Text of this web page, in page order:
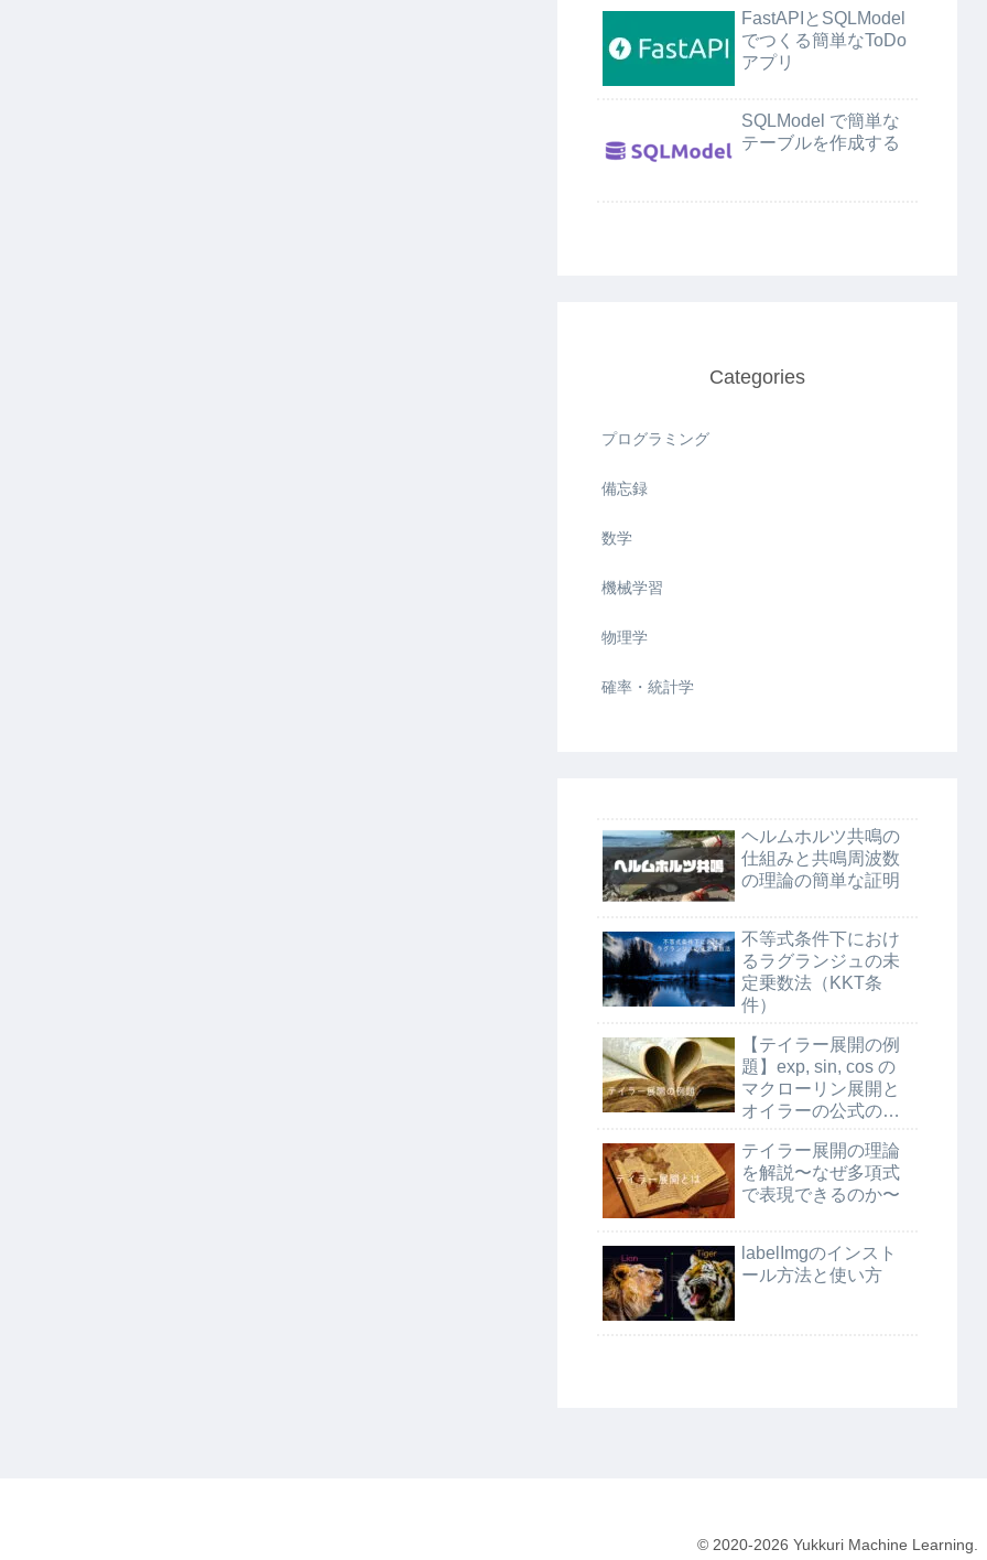
FastAPIとSQLModel
でつくる簡単なToDo
アプリ
SQLModel で簡単な
テーブルを作成する
Categories
プログラミング
備忘録
数学
機械学習
物理学
確率・統計学
ヘルムホルツ共鳴の
仕組みと共鳴周波数
の理論の簡単な証明
不等式条件下におけ
るラグランジュの未
定乗数法（KKT条
件）
【テイラー展開の例
題】exp, sin, cos の
マクローリン展開と
オイラーの公式の証
テイラー展開の理論
を解説〜なぜ多項式
で表現できるのか〜
labelImgのインスト
ール方法と使い方
© 2020-2026 Yukkuri Machine Learning.